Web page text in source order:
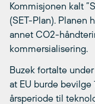
Kommisjonen kalt
(SET-Plan). Planen
annet CO2-
kommersialisering.
Buzek fortalte
at EU burde
årsperiode til